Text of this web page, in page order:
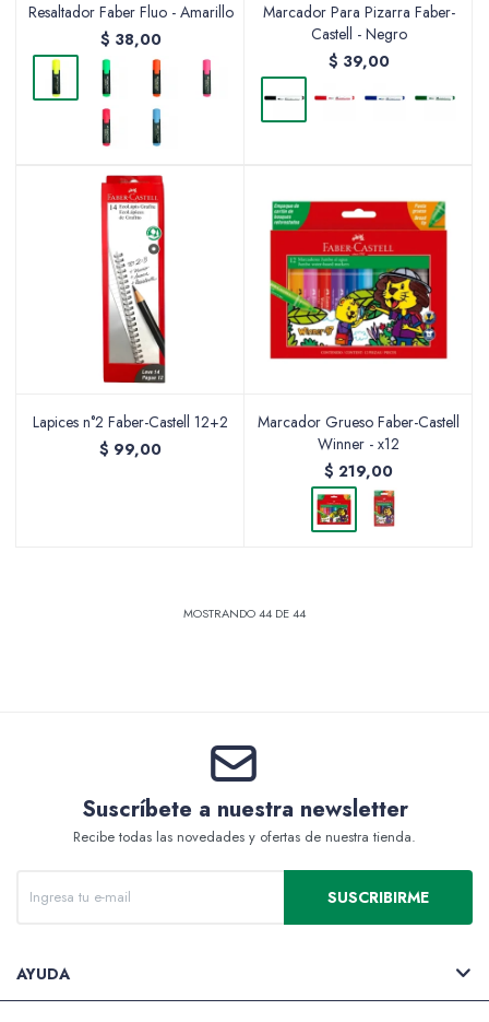
Resaltador Faber Fluo - Amarillo
$ 38,00
Marcador Para Pizarra Faber-
Castell - Negro
$ 39,00
Lapices n°2 Faber-Castell 12+2
$ 99,00
Marcador Grueso Faber-Castell
Winner - x12
$ 219,00
MOSTRANDO44 DE44
Suscríbete a nuestra newsletter
Recibe todas las novedades y ofertas de nuestra tienda.
SUSCRIBIRME
AYUDA